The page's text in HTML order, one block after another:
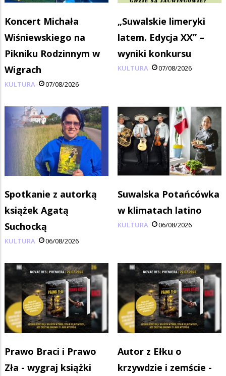
Koncert Michała
Wiśniewskiego na
Pikniku Rodzinnym w
Wigrach
KULTURA 07/08/2026
„Suwalskie limeryki
latem. Edycja XX” –
wyniki konkursu
KULTURA 07/08/2026
Spotkanie z autorką
książek Agatą
Suchocką
KULTURA 06/08/2026
Suwalska Potańcówka
w klimatach latino
KULTURA 06/08/2026
Prawo Braci i Prawo
Zła - wygraj książki
Autor z Ełku o
krzywdzie i zemście -